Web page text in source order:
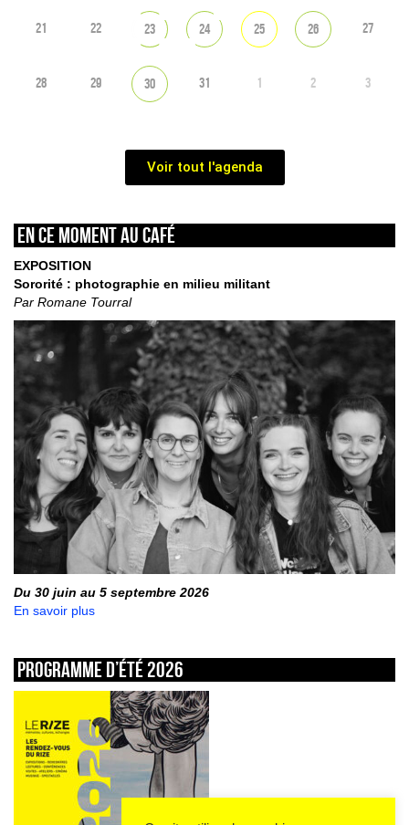
21 22 23 24 25 26 27
28 29 30 31 1 2 3
Voir tout l'agenda
En ce moment au café
EXPOSITION
Sororité : photographie en milieu militant
Par Romane Tourral
Du 30 juin au 5 septembre 2026
En savoir plus
Programme d’été 2026